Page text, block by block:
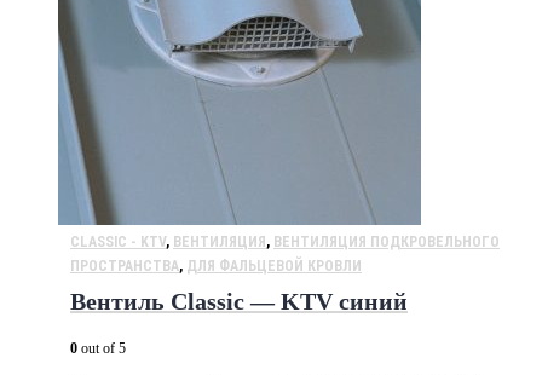
CLASSIC - KTV, ВЕНТИЛЯЦИЯ, ВЕНТИЛЯЦИЯ ПОДКРОВЕЛЬНОГО
ПРОСТРАНСТВА, ДЛЯ ФАЛЬЦЕВОЙ КРОВЛИ
Вентиль Classic — KTV синий
0 out of 5